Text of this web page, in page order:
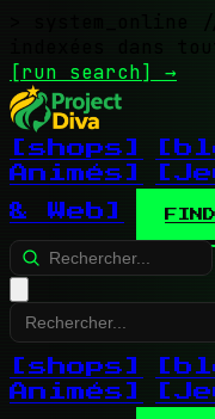
indexées dans
[run search] →
[shops]
Animés]
& Web]
[shops]
Animés]